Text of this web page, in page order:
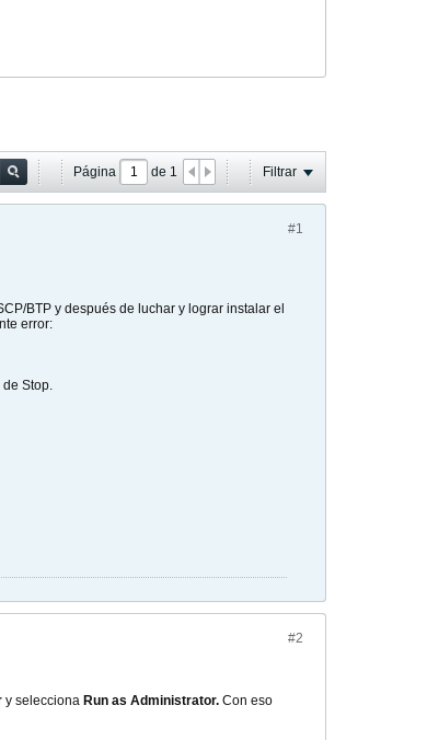
Página de 1 Filtrar
#1
BTP y después de luchar y lograr instalar el
error:
Stop.
#2
y selecciona Run as Administrator. Con eso